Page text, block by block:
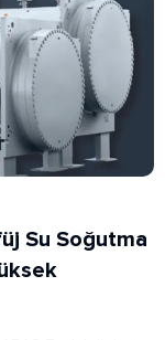
Su Soğutma